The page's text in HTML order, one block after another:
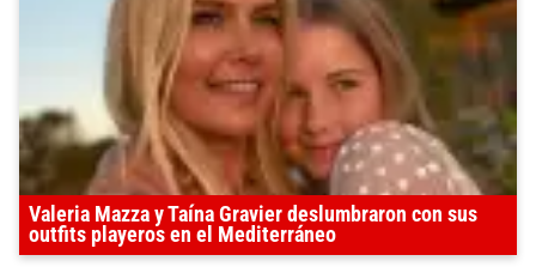
Valeria Mazza y Taína Gravier deslumbraron con sus
outfits playeros en el Mediterráneo